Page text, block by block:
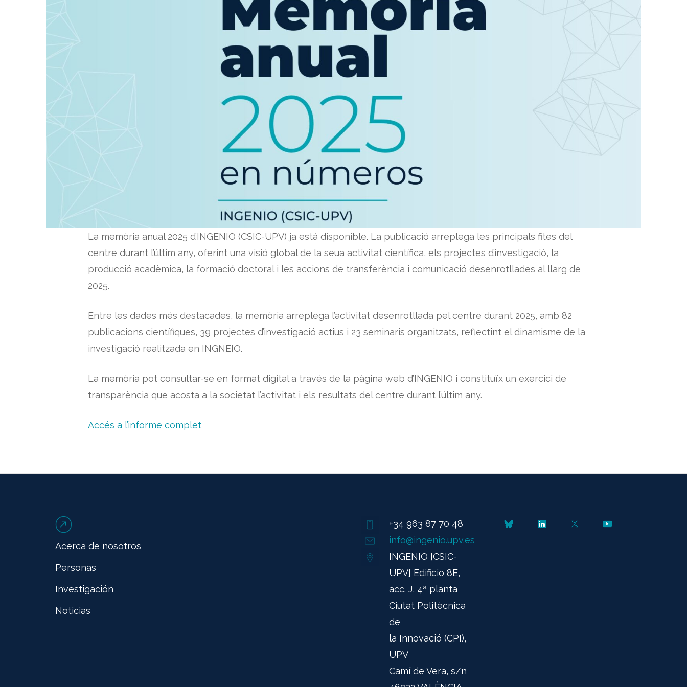
La memòria anual 2025 d’INGENIO (CSIC-UPV) ja està disponible. La publicació arreplega les principals fites del
centre durant l’últim any, oferint una visió global de la seua activitat científica, els projectes d’investigació, la
producció acadèmica, la formació doctoral i les accions de transferència i comunicació desenrotllades al llarg de
2025.
Entre les dades més destacades, la memòria arreplega l’activitat desenrotllada pel centre durant 2025, amb 82
publicacions científiques, 39 projectes d’investigació actius i 23 seminaris organitzats, reflectint el dinamisme de la
investigació realitzada en INGNEIO.
La memòria pot consultar-se en format digital a través de la pàgina web d’INGENIO i constituïx un exercici de
transparència que acosta a la societat l’activitat i els resultats del centre durant l’últim any.
Accés a l’informe complet
Acerca de nosotros
Personas
Investigación
Noticias
+34 963 87 70 48
info@ingenio.upv.es
INGENIO [CSIC-
UPV] Edificio 8E,
acc. J, 4ª planta
Ciutat Politècnica
de
la Innovació (CPI),
UPV
Camí de Vera, s/n